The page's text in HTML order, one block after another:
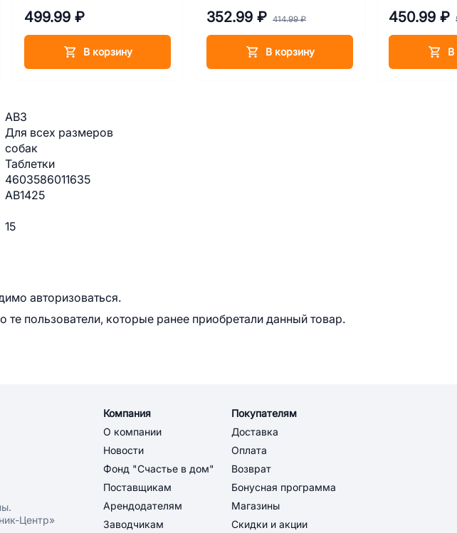
499.99 ₽
В корзину
352.99 ₽ 414.99 ₽
В корзину
450.99 ₽
В
АВЗ
Для всех размеров
собак
Таблетки
4603586011635
AB1425
15
авторизоваться.
те пользователи, которые ранее приобретали данный товар.
Центр»
Компания
О компании
Новости
Фонд "Счастье в дом"
Поставщикам
Арендодателям
Заводчикам
Покупателям
Доставка
Оплата
Возврат
Бонусная программа
Магазины
Скидки и акции